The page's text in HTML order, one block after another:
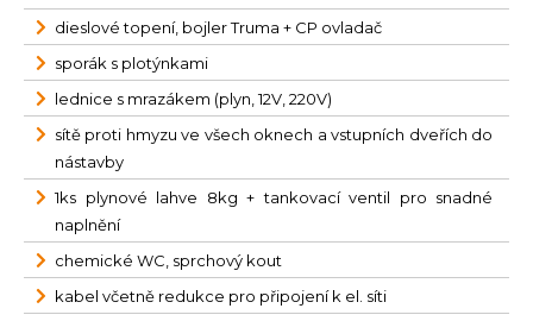
dieslové topení, bojler Truma + CP ovladač
sporák s plotýnkami
lednice s mrazákem (plyn, 12V, 220V)
sítě proti hmyzu ve všech oknech a vstupních dveřích do
nástavby
1ks plynové lahve 8kg + tankovací ventil pro snadné
naplnění
chemické WC, sprchový kout
kabel včetně redukce pro připojení k el. síti